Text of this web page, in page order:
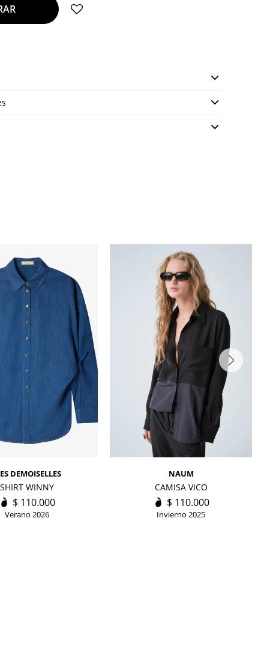
DEMOISELLES
SHIRT WINNY
$ 110.000
Verano 2026
NAUM
CAMISA VICO
$ 110.000
Invierno 2025